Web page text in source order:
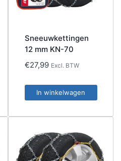
Sneeuwkettingen
12 mm KN-70
€27,99 Excl. BTW
In winkelwagen